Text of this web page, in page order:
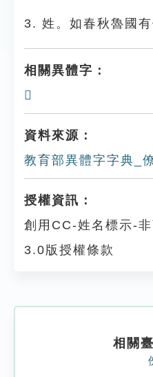
3. 姓。如春秋魯國有
相關異體字：
𠏗
資料來源：
教育部異體字字典_
授權資訊：
創用CC-姓名標示-
3.0版授權條款
相關